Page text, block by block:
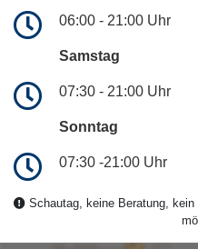
06:00 - 21:00 Uhr
Samstag
07:30 - 21:00 Uhr
Sonntag
07:30 -21:00 Uhr
Schautag, keine Beratung,